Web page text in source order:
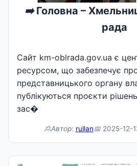
➡️Головна –
рада
Сайт km-oblrada.gov.ua є
ресурсом, що забезпечує
представницького органу
публікуються проєкти
зас�
🙎Автор: rullan📅2025-12-